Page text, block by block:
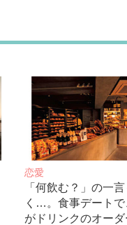
恋愛
「何飲む？」の一
く…。食事デートで
がドリンクのオーダ